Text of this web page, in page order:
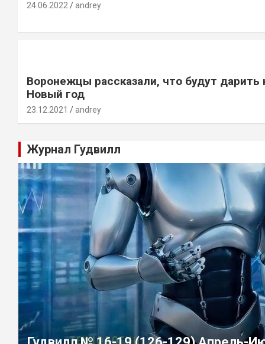
24.06.2022 andrey
Воронежцы рассказали, что будут дарить
Новый год
23.12.2021 andrey
Журнал Гудвилл